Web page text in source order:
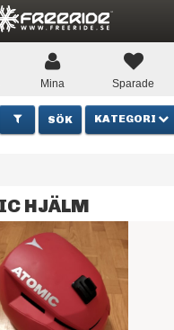
Mina Sparade
KATEGORI
HJÄLM